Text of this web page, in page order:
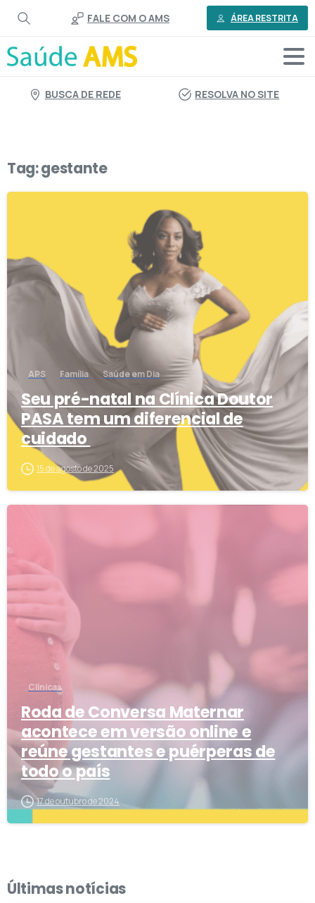
conteúdo
FALE COM O AMS ÁREA RESTRITA
BUSCA DE REDE RESOLVA NO SITE
Tag:gestante
APS Família Saúde em Dia
Seu pré-natal na Clínica Doutor
PASA tem um diferencial de
cuidado
15 de agosto de 2025
Clinicas
Roda de Conversa Maternar
acontece em versão online e
reúne gestantes e puérperas de
todo o país
17 de outubro de 2024
Últimas notícias